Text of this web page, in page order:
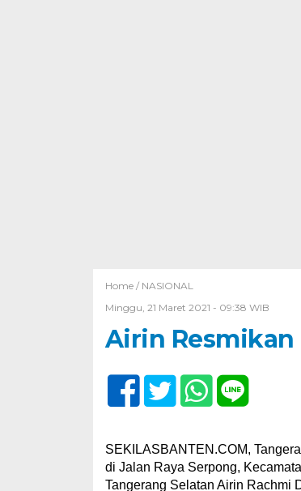
Home / NASIONAL
Minggu, 21 Maret 2021 - 09:38 WIB
Airin Resmikan
SEKILASBANTEN.COM,
di Jalan Raya Serpong,
Tangerang Selatan Airin Rachmi